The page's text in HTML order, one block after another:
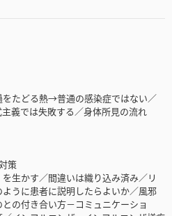
たどる熱→普通の感染症ではない／
義では失敗する／身体所見の流れ
策
かす／間違いは織り込み済み／リ
うに患者に説明したらよいか／風邪
の付き合い方－コミュニケーショ